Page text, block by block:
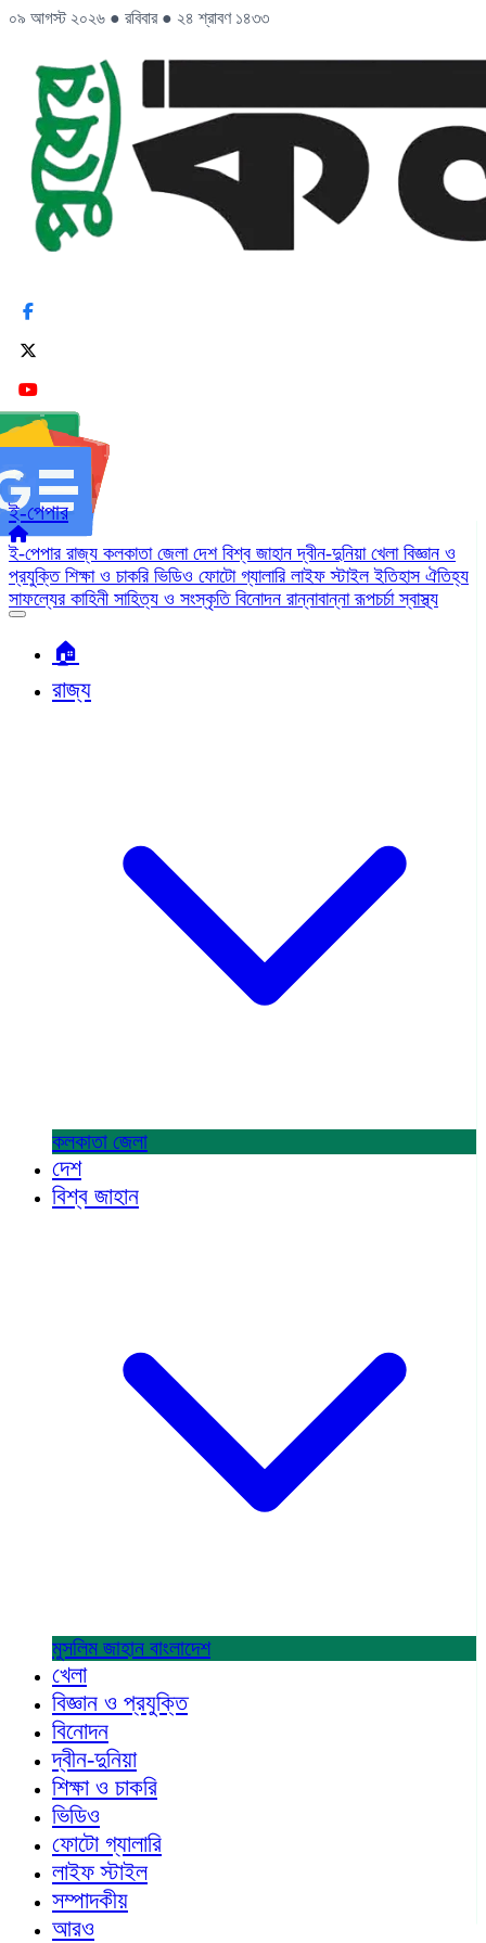
০৯ আগস্ট ২০২৬ ● রবিবার ● ২৪ শ্রাবণ ১৪৩৩
ই-পেপার
ই-পেপার রাজ্য কলকাতা জেলা দেশ বিশ্ব জাহানদ্বীন-দুনিয়া খেলা বিজ্ঞান ও
প্রযুক্তি শিক্ষা ও চাকরি ভিডিও ফোটো গ্যালারি লাইফ স্টাইলইতিহাস ঐতিহ্য
সাফল্যের কাহিনী সাহিত্য ও সংস্কৃতি বিনোদন রান্নাবান্নারূপচর্চাস্বাস্থ্য
🏠︎
রাজ্য
কলকাতা জেলা
দেশ
বিশ্ব জাহান
মুসলিম জাহান বাংলাদেশ
খেলা
বিজ্ঞান ও প্রযুক্তি
বিনোদন
দ্বীন-দুনিয়া
শিক্ষা ও চাকরি
ভিডিও
ফোটো গ্যালারি
লাইফ স্টাইল
সম্পাদকীয়
আরও